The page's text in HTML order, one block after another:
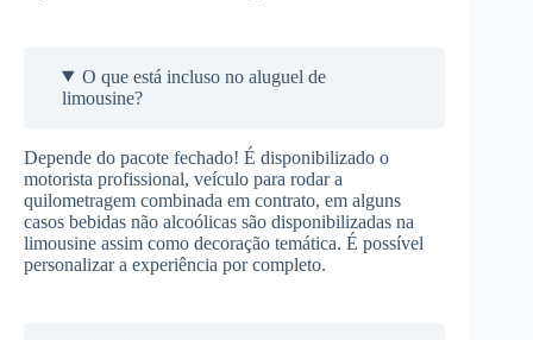
O que está incluso no aluguel de
limousine?
Depende do pacote fechado! É disponibilizado o
motorista profissional, veículo para rodar a
quilometragem combinada em contrato, em alguns
casos bebidas não alcoólicas são disponibilizadas na
limousine assim como decoração temática. É possível
personalizar a experiência por completo.